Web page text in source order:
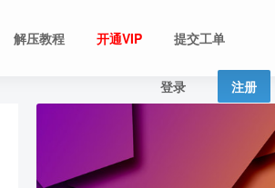
解压教程 开通VIP 提交工单
登录 注册